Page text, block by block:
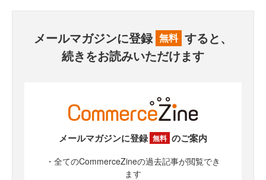
メールマガジンに登録 無料 すると、
続きをお読みいただけます
メールマガジンに登録 無料 のご案内
・全てのCommerceZineの過去記事が閲覧でき
ます